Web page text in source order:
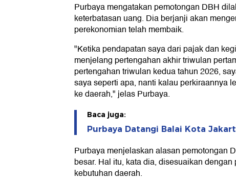
Purbaya mengatakan pemotongan DBH
keterbatasan uang. Dia berjanji akan
perekonomian telah membaik.
"Ketika pendapatan saya dari pajak dan
menjelang pertengahan akhir triwulan
pertengahan triwulan kedua tahun 2026,
saya seperti apa, nanti kalau perkiraannya
ke daerah," jelas Purbaya.
Baca juga:
Purbaya Datangi Balai Kota
Purbaya menjelaskan alasan pemotongan
besar. Hal itu, kata dia, disesuaikan
kebutuhan daerah.